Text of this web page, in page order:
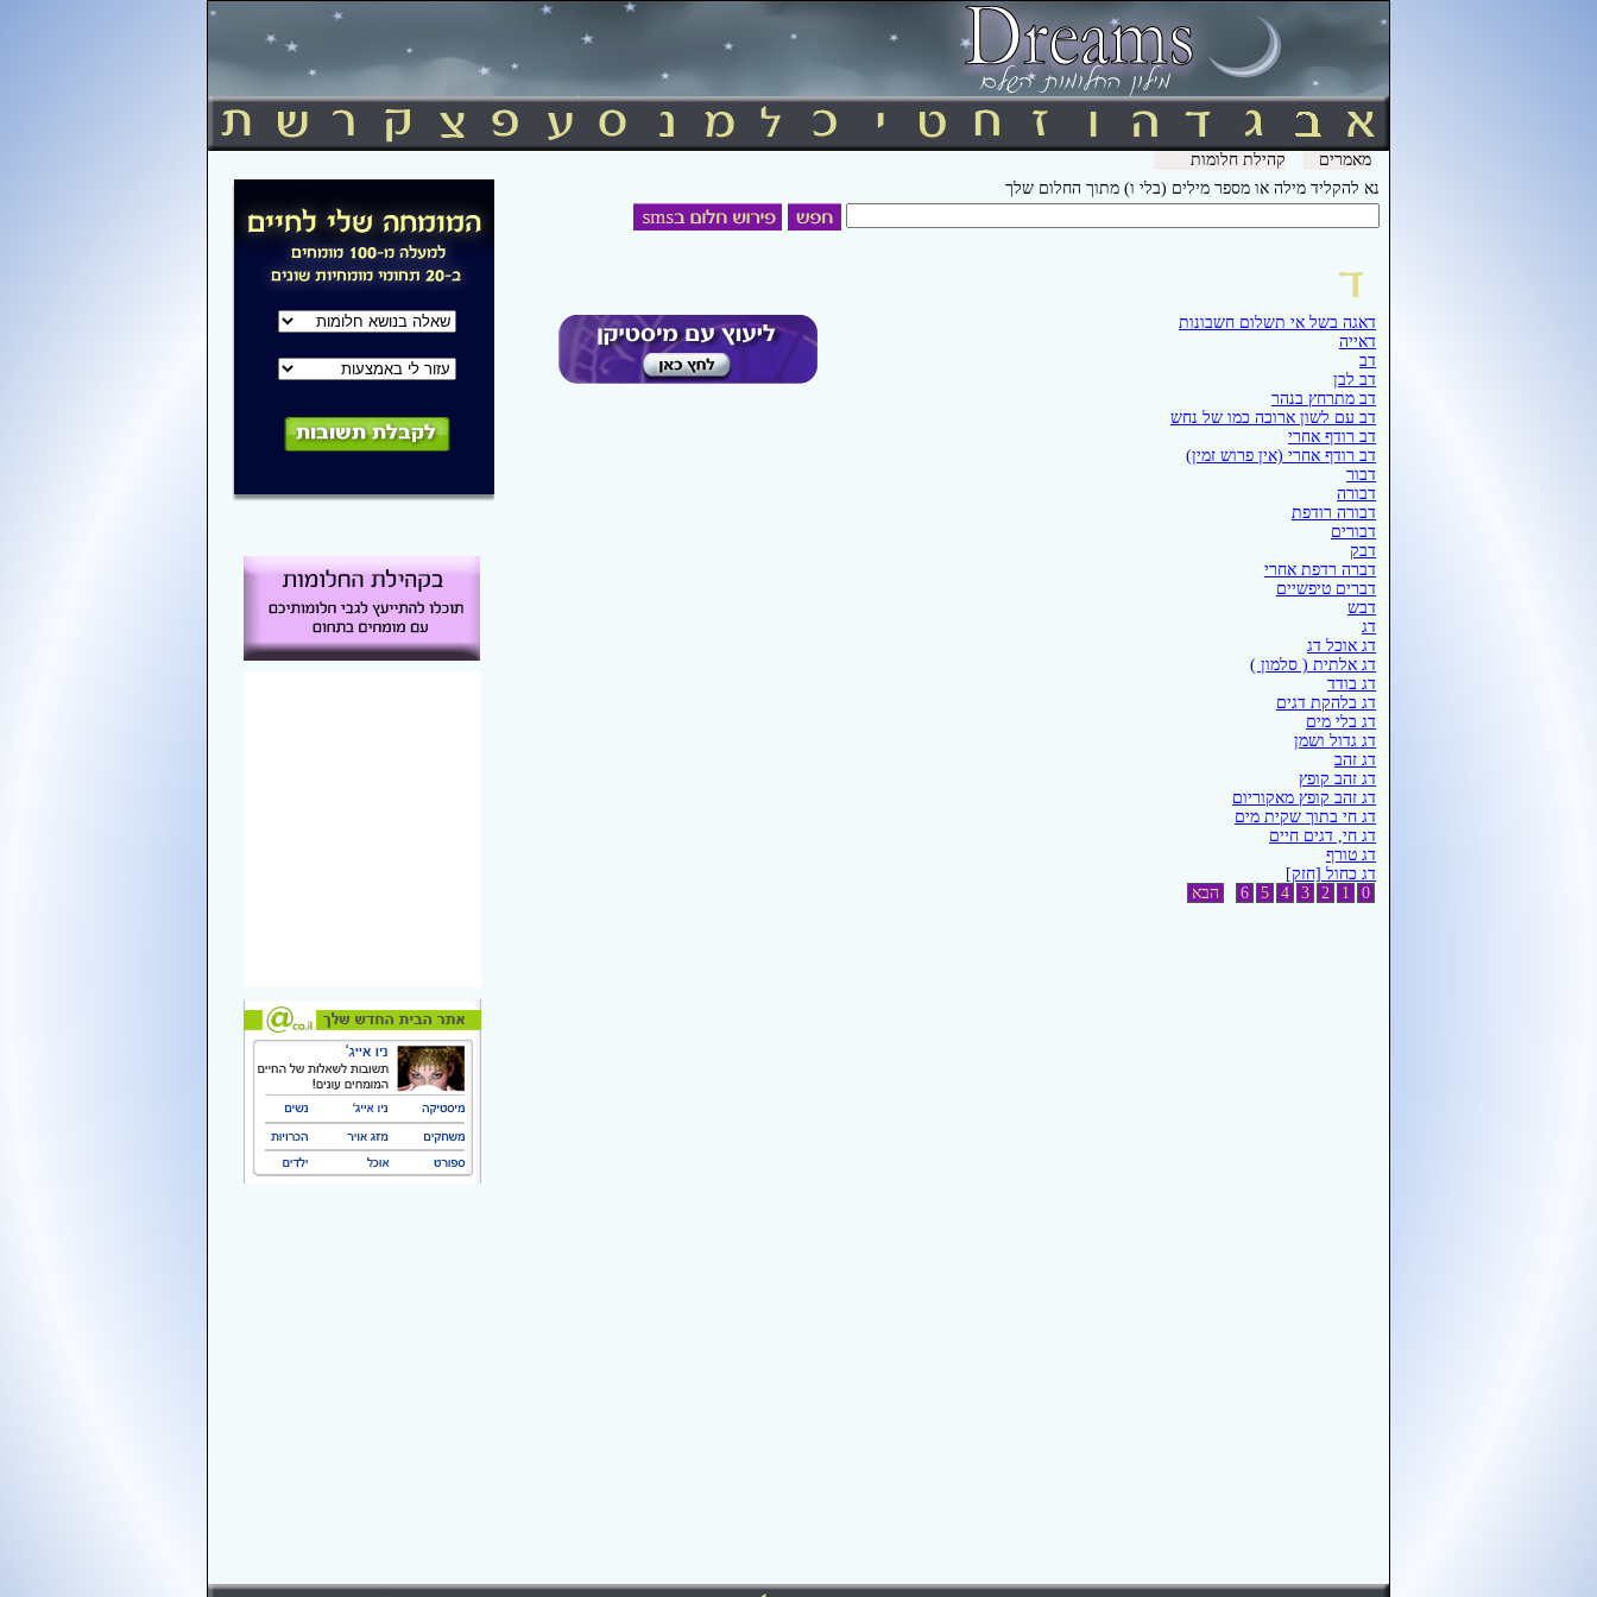
מאמרים
קהילת חלומות
נא להקליד מילה או מספר מילים (בלי ו) מתוך החלום שלך
דאגה בשל אי תשלום חשבונות
דאייה
דב
דב לבן
דב מתרחץ בנהר
דב עם לשון ארוכה כמו של נחש
דב רודף אחרי
דב רודף אחרי (אין פרוש זמין)
דבור
דבורה
דבורה רודפת
דבורים
דבק
דברה רדפת אחרי
דברים טיפשיים
דבש
דג
דג אוכל דג
דג אלתית ( סלמון )
דג בודד
דג בלהקת דגים
דג בלי מים
דג גדול ושמן
דג זהב
דג זהב קופץ
דג זהב קופץ מאקוריום
דג חי בתוך שקית מים
דג חי, דגים חיים
דג טורף
דג כחול [חזק]
6
5 4 3 2 1 0 הבא